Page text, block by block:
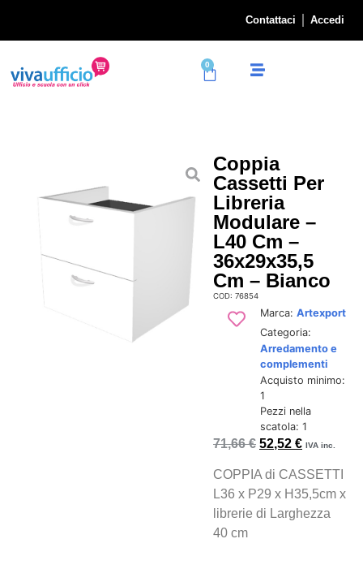
Contattaci Accedi
0
Coppia
Cassetti Per
Libreria
Modulare –
L40 Cm –
36x29x35,5
Cm – Bianco
COD: 76854
Marca: Artexport
Categoria:
Arredamento e
complementi
Acquisto minimo:
1
Pezzi nella
scatola: 1
71,66€ 52,52€ IVA inc.
COPPIA di CASSETTI
L36 x P29 x H35,5cm x
librerie di Larghezza
40 cm